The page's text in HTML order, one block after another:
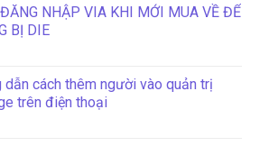
NHẬP VIA KHI MỚI MUA VỀ ĐỂ
BỊ DIE
dẫn cách thêm người vào quản trị
trên điện thoại